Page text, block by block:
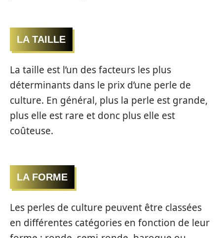
LA TAILLE
La taille est l’un des facteurs les plus
déterminants dans le prix d’une perle de
culture. En général, plus la perle est grande,
plus elle est rare et donc plus elle est
coûteuse.
LA FORME
Les perles de culture peuvent être classées
en différentes catégories en fonction de leur